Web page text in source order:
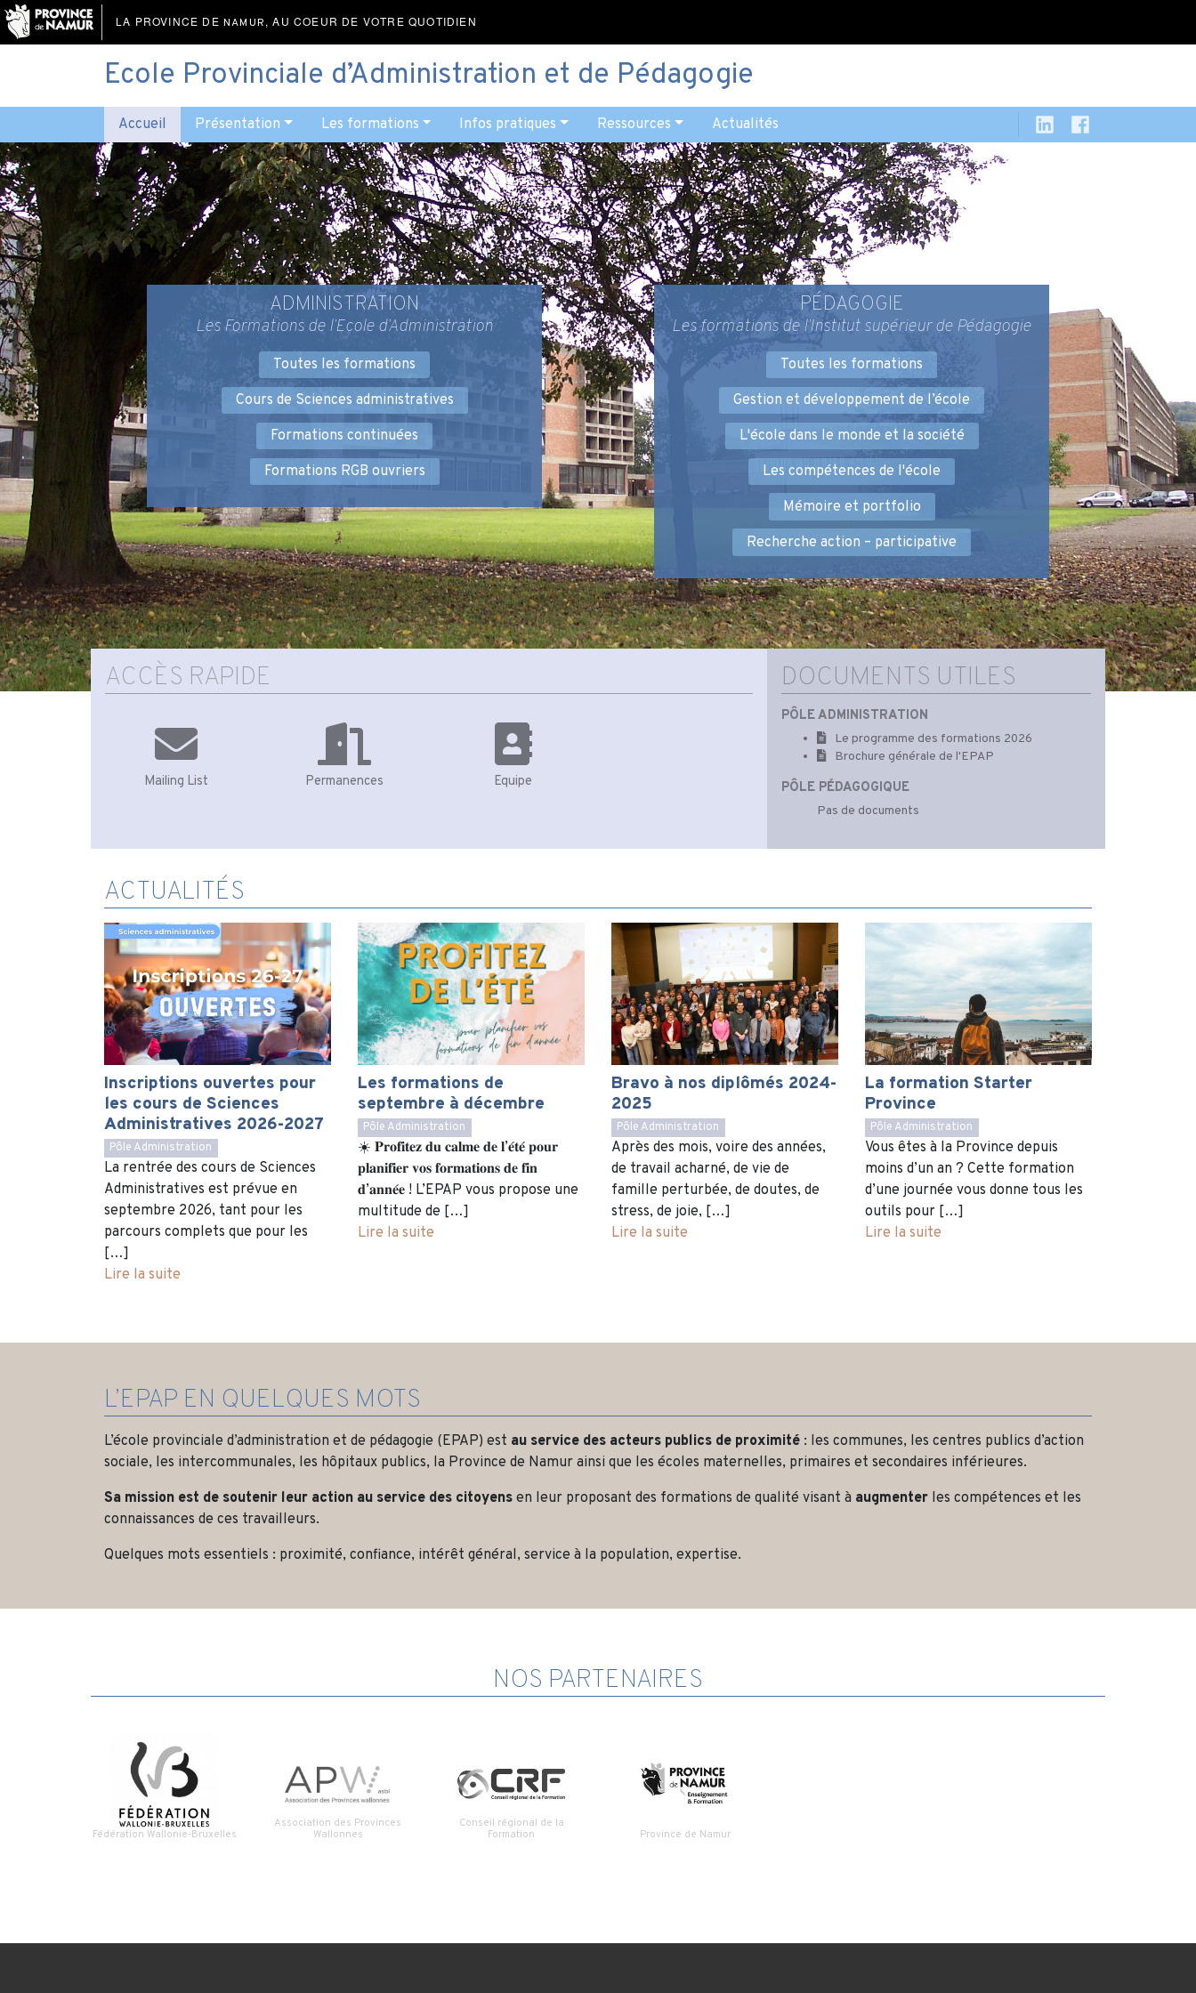
LA PROVINCE DE NAMUR, AU COEUR DE VOTRE QUOTIDIEN
Ecole Provinciale d’Administration et de Pédagogie
Accueil Présentation Les formations Infos pratiques Ressources Actualités
ADMINISTRATION
Les Formations de l’Ecole d’Administration
Toutes les formations
Cours de Sciences administratives
Formations continuées
Formations RGB ouvriers
PÉDAGOGIE
Les formations de l’Institut supérieur de Pédagogie
Toutes les formations
Gestion et développement de l’école
L'école dans le monde et la société
Les compétences de l'école
Mémoire et portfolio
Recherche action – participative
ACCÈS RAPIDE
Mailing List Permanences Equipe
DOCUMENTS UTILES
PÔLE ADMINISTRATION
Le programme des formations 2026
Brochure générale de l'EPAP
PÔLE PÉDAGOGIQUE
Pas de documents
ACTUALITÉS
Inscriptions ouvertes pour
les cours de Sciences
Administratives 2026-2027
Pôle Administration
La rentrée des cours de Sciences
Administratives est prévue en
septembre 2026, tant pour les
parcours complets que pour les
[…]
Lire la suite
Les formations de
septembre à décembre
Pôle Administration
☀️ 𝐏𝐫𝐨𝐟𝐢𝐭𝐞𝐳 𝐝𝐮 𝐜𝐚𝐥𝐦𝐞 𝐝𝐞 𝐥’𝐞́𝐭𝐞́ 𝐩𝐨𝐮𝐫
𝐩𝐥𝐚𝐧𝐢𝐟𝐢𝐞𝐫 𝐯𝐨𝐬 𝐟𝐨𝐫𝐦𝐚𝐭𝐢𝐨𝐧𝐬 𝐝𝐞 𝐟𝐢𝐧
𝐝’𝐚𝐧𝐧𝐞́𝐞 ! L’EPAP vous propose une
multitude de […]
Lire la suite
Bravo à nos diplômés 2024-
2025
Pôle Administration
Après des mois, voire des années,
de travail acharné, de vie de
famille perturbée, de doutes, de
stress, de joie, […]
Lire la suite
La formation Starter
Province
Pôle Administration
Vous êtes à la Province depuis
moins d’un an ? Cette formation
d’une journée vous donne tous les
outils pour […]
Lire la suite
L’EPAP EN QUELQUES MOTS
L’école provinciale d’administration et de pédagogie (EPAP) est au service des acteurs publics de proximité : les communes, les centres publics d’action
sociale, les intercommunales, les hôpitaux publics, la Province de Namur ainsi que les écoles maternelles, primaires et secondaires inférieures.
Sa mission est de soutenir leur action au service des citoyens en leur proposant des formations de qualité visant à augmenter les compétences et les
connaissances de ces travailleurs.
Quelques mots essentiels : proximité, confiance, intérêt général, service à la population, expertise.
NOS PARTENAIRES
Fédération Wallonie-Bruxelles
Association des Provinces
Wallonnes
Conseil régional de la
Formation
Province de Namur